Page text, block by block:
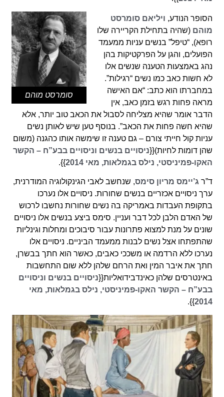
סומרסט מוהם
הסופר הנודע, ויליאם סומרסט
מוהם (שהיה בתחילת הקריירה שלו
רופא), “טיפל” בנשים עניות ממעמד
הפועלים, והגן על הפרקטיקות בהן
נהג באמצעות הטענה שנשים אלו
לא חשות כאב כמו נשים “רגילות”.
במחברתו הוא כתב: “אם האישה
מראה פחות רגש בזמן כאב, אין
הדבר אומר שהיא מצליחה לסבול את הכאב טוב יותר, אלא
שהיא חשה פחות את הכאב”. בנוסף טען שיש לאותן נשים
עניות קול חייתי צורם – גם טענה זו שימשה אותו כהגנה (משום
שהן דומות לחיות){{ניסויים בנשים וניסויים בבע”ח – הקשר
האקו-פמיניסטי, נילס בגמלאות, מאי 2014
}}.
ד”ר ג’יימס מריון סימס, שנחשב לאבי הגינקולוגיה המודרנית,
ערך ניסויים אכזריים בנשים שחורות. ניסויים אלו נערכו
בתקופת העבדות באמריקה בה נשים שחורות נחשבו לרכוש
של האדם הלבן לכל דבר ועניין. סימס ביצע בנשים אלו ניסויים
שונים על מנת למצוא פתרונות עבור סיבוכים ומחלות וגינליות
שהתפתחו אצל נשים לבנות ממעמד הביניים. ניסויים אלו
נערכו ללא הרדמה או משככי כאבים, כאשר הוא חתך בבשרן,
חתך את איבר המין ואת הרחם שלהן ללא שום התחשבות
באינטרסים שלהן כאינדבידואליות{{ניסויים בנשים וניסויים
בבע”ח – הקשר האקו-פמיניסטי, נילס בגמלאות, מאי
2014
}}.